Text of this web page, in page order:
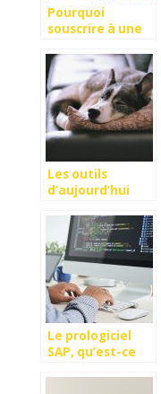
Pourquoi
souscrire à une
d’entreprise ?
Les outils
d’aujourd’hui
possède un
animal de
compagnie.
Le prologiciel
SAP, qu’est-ce